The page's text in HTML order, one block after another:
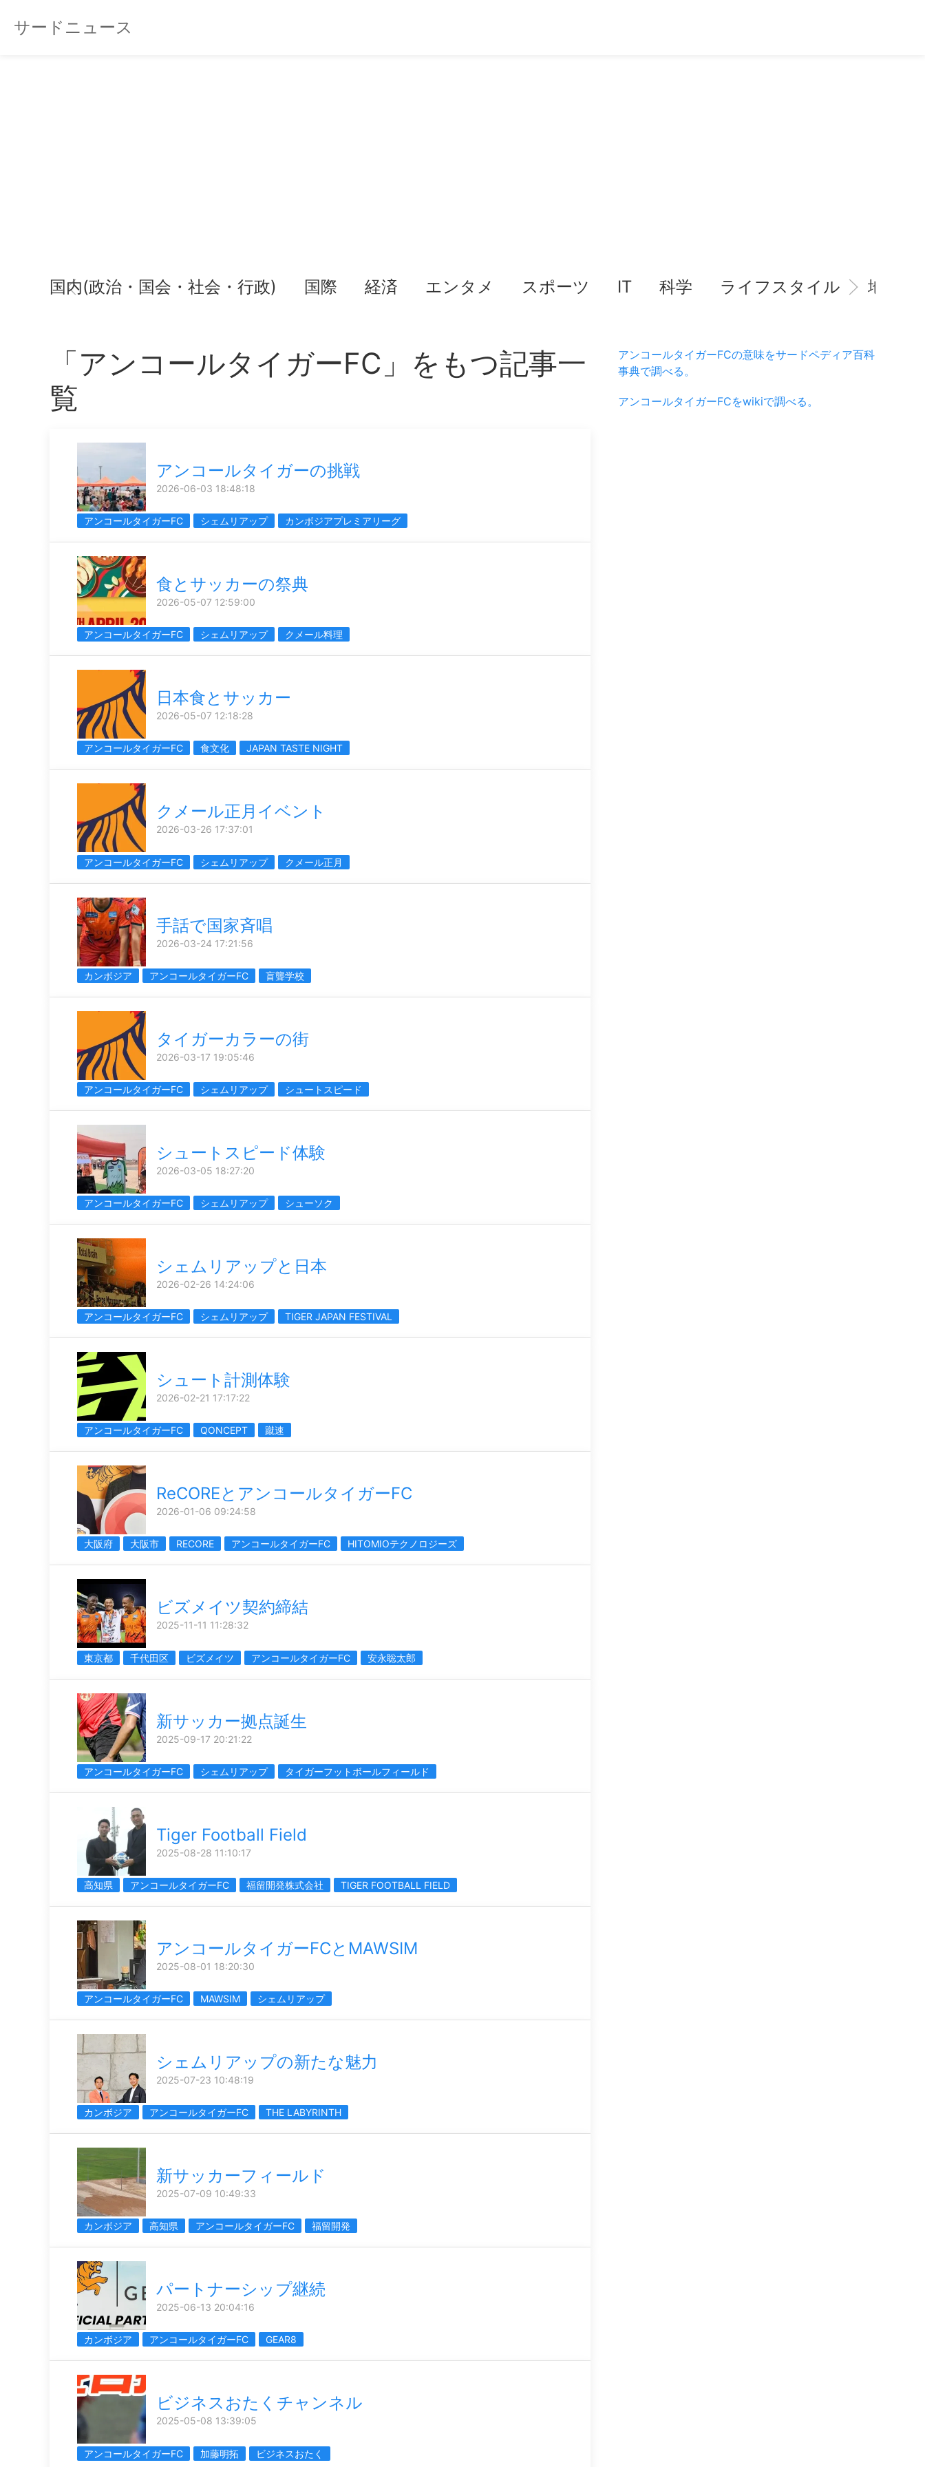
サードニュース
国内(政治・国会・社会・行政) 国際 経済 エンタメ スポーツ IT 科学 ライフスタイル 地域情
「アンコールタイガーFC」をもつ記事一
覧
アンコールタイガーの挑戦
2026-06-03 18:48:18
アンコールタイガーFC シェムリアップ カンボジアプレミアリーグ
食とサッカーの祭典
2026-05-07 12:59:00
アンコールタイガーFC シェムリアップ クメール料理
日本食とサッカー
2026-05-07 12:18:28
アンコールタイガーFC 食文化 JAPAN TASTE NIGHT
クメール正月イベント
2026-03-26 17:37:01
アンコールタイガーFC シェムリアップ クメール正月
手話で国家斉唱
2026-03-24 17:21:56
カンボジア アンコールタイガーFC 盲聾学校
タイガーカラーの街
2026-03-17 19:05:46
アンコールタイガーFC シェムリアップ シュートスピード
シュートスピード体験
2026-03-05 18:27:20
アンコールタイガーFC シェムリアップ シューソク
シェムリアップと日本
2026-02-26 14:24:06
アンコールタイガーFC シェムリアップ TIGER JAPAN FESTIVAL
シュート計測体験
2026-02-21 17:17:22
アンコールタイガーFC QONCEPT 蹴速
ReCOREとアンコールタイガーFC
2026-01-06 09:24:58
大阪府 大阪市 RECORE アンコールタイガーFC HITOMIOテクノロジーズ
ビズメイツ契約締結
2025-11-11 11:28:32
東京都 千代田区 ビズメイツ アンコールタイガーFC 安永聡太郎
新サッカー拠点誕生
2025-09-17 20:21:22
アンコールタイガーFC シェムリアップ タイガーフットボールフィールド
Tiger Football Field
2025-08-28 11:10:17
高知県 アンコールタイガーFC 福留開発株式会社 TIGER FOOTBALL FIELD
アンコールタイガーFCとMAWSIM
2025-08-01 18:20:30
アンコールタイガーFC MAWSIM シェムリアップ
シェムリアップの新たな魅力
2025-07-23 10:48:19
カンボジア アンコールタイガーFC THE LABYRINTH
新サッカーフィールド
2025-07-09 10:49:33
カンボジア 高知県 アンコールタイガーFC 福留開発
パートナーシップ継続
2025-06-13 20:04:16
カンボジア アンコールタイガーFC GEAR8
ビジネスおたくチャンネル
2025-05-08 13:39:05
アンコールタイガーFC 加藤明拓 ビジネスおたく
アンコールタイガーFCの意味をサードペディア百科
事典で調べる。
アンコールタイガーFCをwikiで調べる。